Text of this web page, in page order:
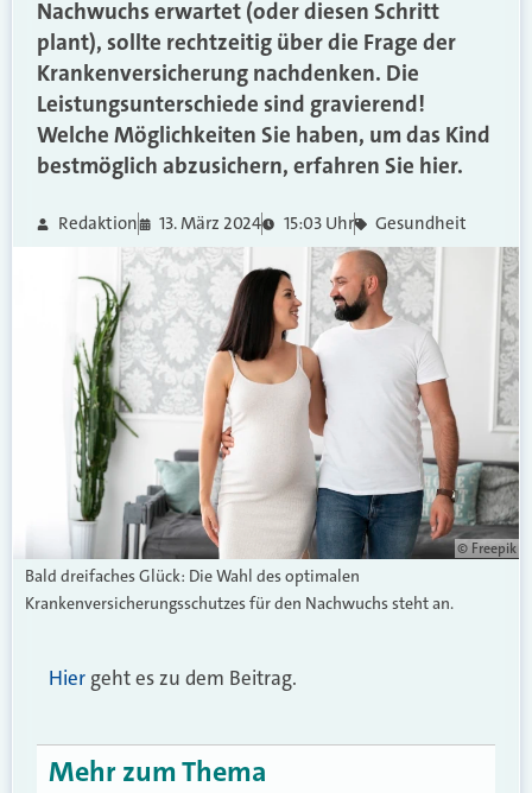
Nachwuchs erwartet (oder diesen Schritt
plant), sollte rechtzeitig über die Frage der
Krankenversicherung nachdenken. Die
Leistungsunterschiede sind gravierend!
Welche Möglichkeiten Sie haben, um das Kind
bestmöglich abzusichern, erfahren Sie hier.
Redaktion 13. März 2024 15:03 Uhr Gesundheit
© Freepik
Bald dreifaches Glück: Die Wahl des optimalen
Krankenversicherungsschutzes für den Nachwuchs steht an.
Hier geht es zu dem Beitrag.
Mehr zum Thema